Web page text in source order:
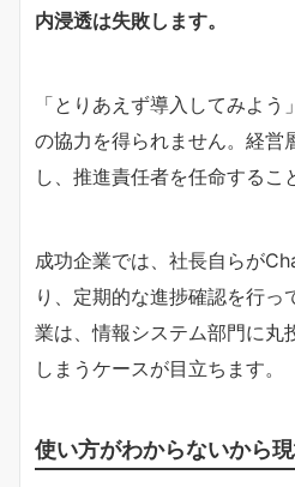
内浸透は失敗します。
「とりあえず導入してみよ
の協力を得られません。経営
し、推進責任者を任命するこ
成功企業では、社長自らが
り、定期的な進捗確認を行っ
業は、情報システム部門に丸
しまうケースが目立ちます。
使い方がわからないから